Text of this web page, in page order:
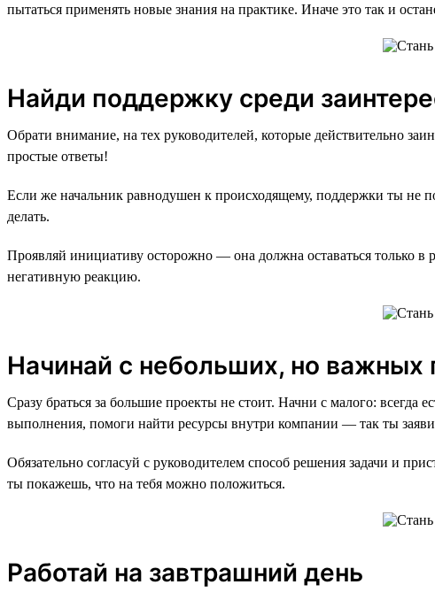
пытаться применять новые знания на практике. Иначе это так и
Найди поддержку среди
Обрати внимание, на тех руководителей, которые действительно
простые ответы!
Если же начальник равнодушен к происходящему, поддержки ты не
делать.
Проявляй инициативу осторожно — она должна оставаться только
негативную реакцию.
Начинай с небольших, но важных
Сразу браться за большие проекты не стоит. Начни с малого: всегда
выполнения, помоги найти ресурсы внутри компании — так ты
Обязательно согласуй с руководителем способ решения задачи и
ты покажешь, что на тебя можно положиться.
Работай на завтрашний день